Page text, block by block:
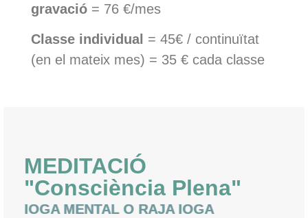
gravació = 76 €/mes
Classe individual = 45€ / continuïtat
(en el mateix mes) = 35 € cada classe
MEDITACIÓ
"Consciència Plena"
IOGA MENTAL O RAJA IOGA